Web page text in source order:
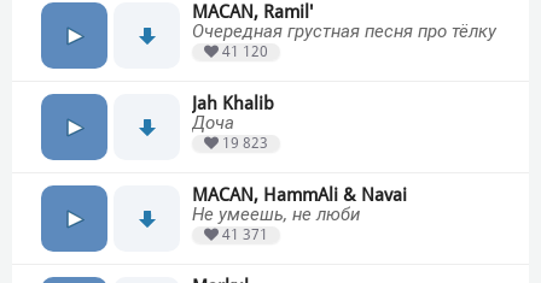
MACAN, Ramil'
Очередная грустная песня про тёлку
41 120
Jah Khalib
Доча
19 823
MACAN, HammAli & Navai
Не умеешь, не люби
41 371